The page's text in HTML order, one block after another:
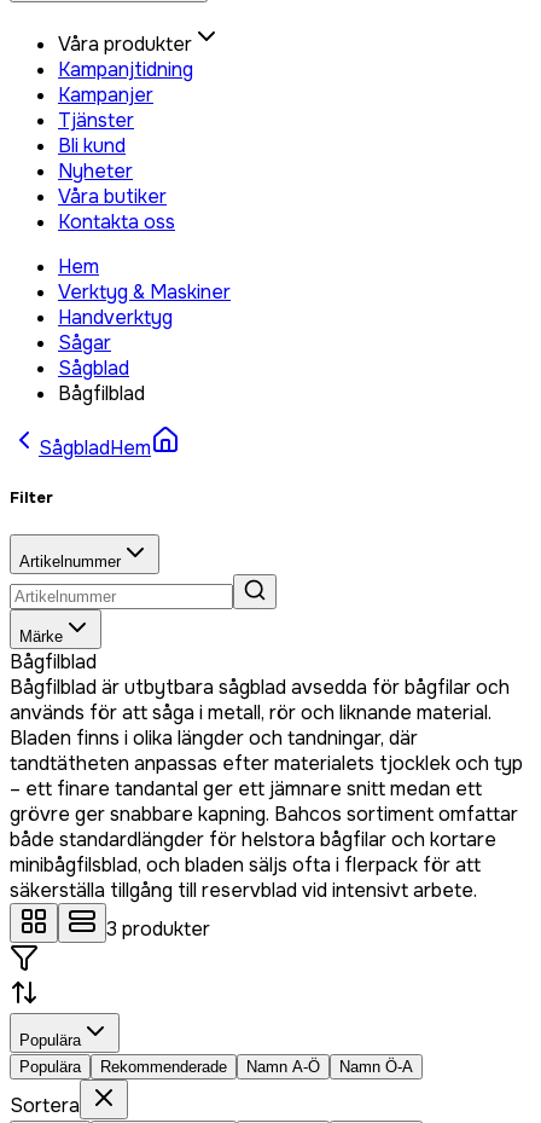
Våra produkter
Kampanjtidning
Kampanjer
Tjänster
Bli kund
Nyheter
Våra butiker
Kontakta oss
Hem
Verktyg & Maskiner
Handverktyg
Sågar
Sågblad
Bågfilblad
SågbladHem
Filter
Artikelnummer
Märke
Bågfilblad
Bågfilblad är utbytbara sågblad avsedda för bågfilar och
används för att såga i metall, rör och liknande material.
Bladen finns i olika längder och tandningar, där
tandtätheten anpassas efter materialets tjocklek och typ
– ett finare tandantal ger ett jämnare snitt medan ett
grövre ger snabbare kapning. Bahcos sortiment omfattar
både standardlängder för helstora bågfilar och kortare
minibågfilsblad, och bladen säljs ofta i flerpack för att
säkerställa tillgång till reservblad vid intensivt arbete.
3 produkter
Populära
Populära
Rekommenderade Namn A-Ö Namn Ö-A
Sortera